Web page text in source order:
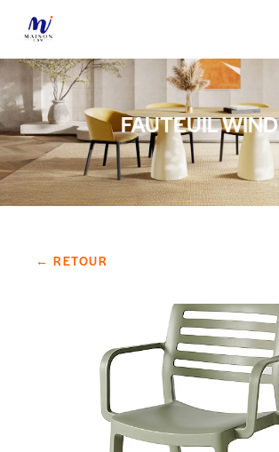
FAUTEUIL WIND
← RETOUR